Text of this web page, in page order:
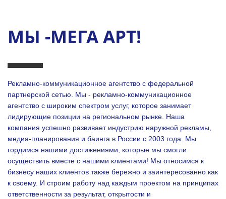
МЫ -МЕГА АРТ!
Рекламно-коммуникационное агентство с федеральной
партнерской сетью. Мы - рекламно-коммуникационное
агентство с широким спектром услуг, которое занимает
лидирующие позиции на региональном рынке. Наша
компания успешно развивает индустрию наружной рекламы,
медиа-планирования и баинга в России с 2003 года. Мы
гордимся нашими достижениями, которые мы смогли
осуществить вместе с нашими клиентами! Мы относимся к
бизнесу наших клиентов также бережно и заинтересованно как
к своему. И строим работу над каждым проектом на принципах
ответственности за результат, открытости и